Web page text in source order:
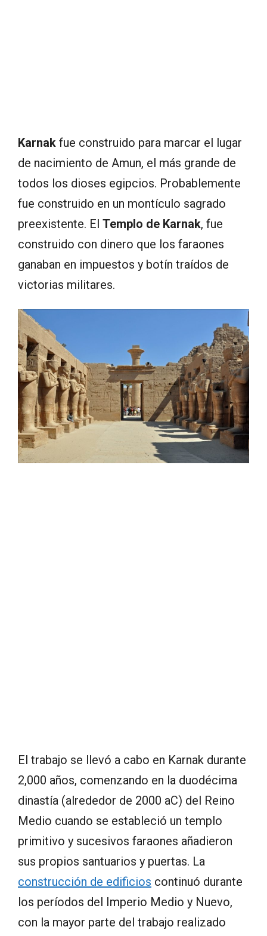
Karnak fue construido para marcar el lugar
de nacimiento de Amun, el más grande de
todos los dioses egipcios. Probablemente
fue construido en un montículo sagrado
preexistente. El Templo de Karnak, fue
construido con dinero que los faraones
ganaban en impuestos y botín traídos de
victorias militares.
El trabajo se llevó a cabo en Karnak durante
2,000 años, comenzando en la duodécima
dinastía (alrededor de 2000 aC) del Reino
Medio cuando se estableció un templo
primitivo y sucesivos faraones añadieron
sus propios santuarios y puertas. La
construcción de edificios continuó durante
los períodos del Imperio Medio y Nuevo,
con la mayor parte del trabajo realizado